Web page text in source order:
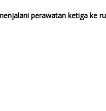
perawatan ketiga ke